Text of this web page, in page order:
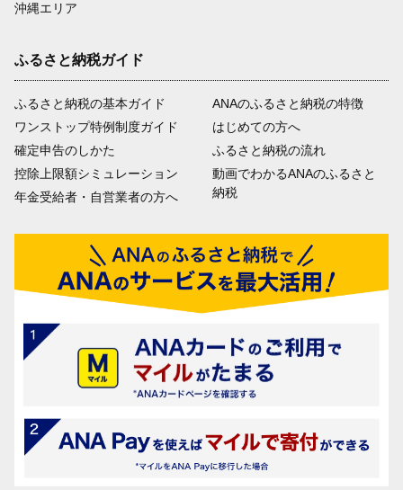
沖縄エリア
ふるさと納税ガイド
ふるさと納税の基本ガイド
ワンストップ特例制度ガイド
確定申告のしかた
控除上限額シミュレーション
年金受給者・自営業者の方へ
ANAのふるさと納税の特徴
はじめての方へ
ふるさと納税の流れ
動画でわかるANAのふるさと
納税